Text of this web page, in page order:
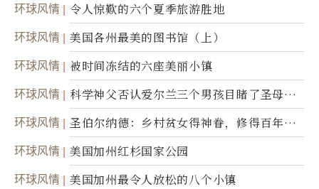
环球风情 令人惊歎的六个夏季旅游胜地
环球风情 美国各州最美的图书馆（上）
环球风情 被时间冻结的六座美丽小镇
环球风情
科学神父否认爱尔兰三个男孩目睹了圣母显
灵
环球风情
圣伯尔纳德：乡村贫女得神眷，修得百年不
腐身
环球风情 美国加州红杉国家公园
环球风情 美国加州最令人放松的八个小镇